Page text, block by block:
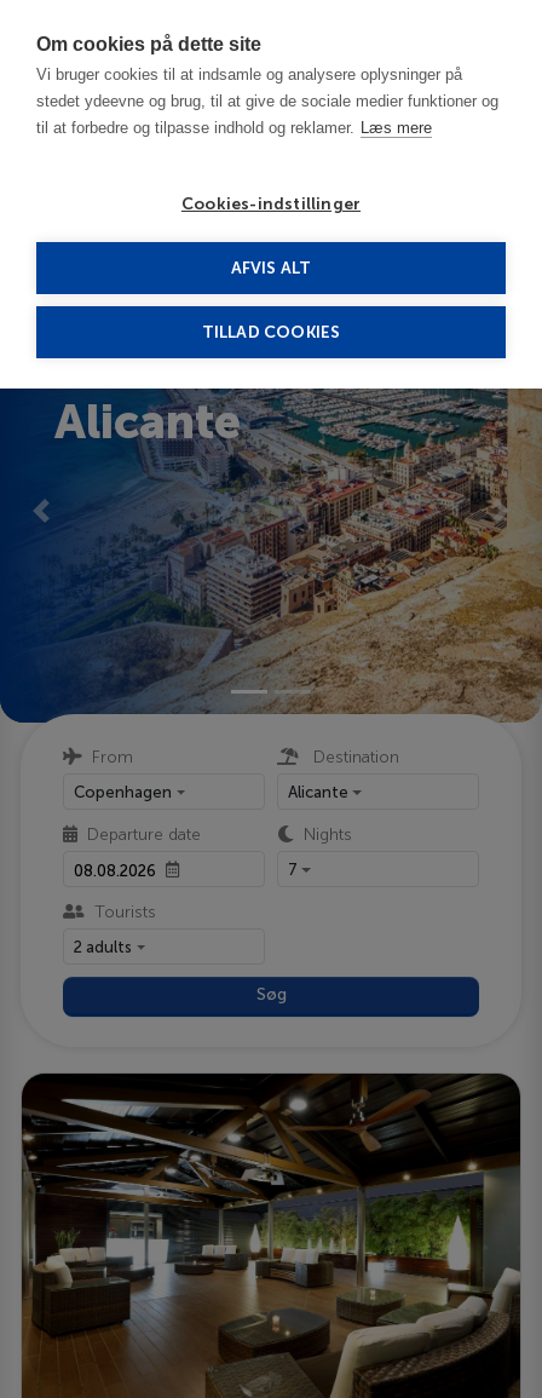
Om cookies på dette site
Vi bruger cookies til at indsamle og analysere oplysninger på
stedet ydeevne og brug, til at give de sociale medier funktioner og
til at forbedre og tilpasse indhold og reklamer. Læs mere
Cookies-indstillinger
AFVIS ALT
TILLAD COOKIES
Travels to Alicante, Spain
Alicante
Previous Next
From
Copenhagen
Destination
Alicante
Departure date Nights
7
Tourists
2 adults
Søg